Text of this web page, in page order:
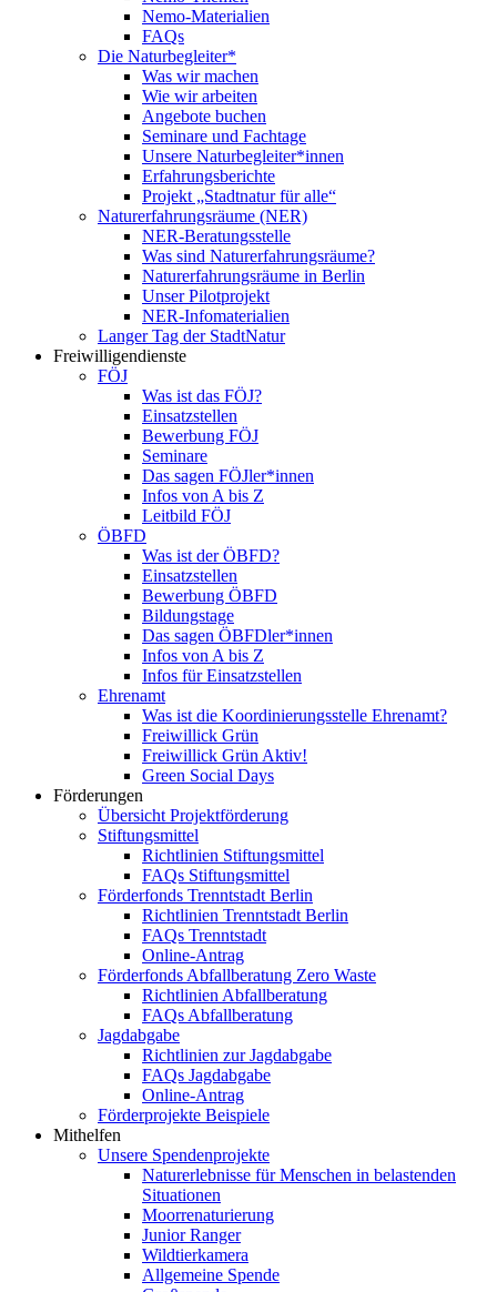
Nemo-Materialien
FAQs
Die Naturbegleiter*
Was wir machen
Wie wir arbeiten
Angebote buchen
Seminare und Fachtage
Unsere Naturbegleiter*innen
Erfahrungsberichte
Projekt „Stadtnatur für alle“
Naturerfahrungsräume (NER)
NER-Beratungsstelle
Was sind Naturerfahrungsräume?
Naturerfahrungsräume in Berlin
Unser Pilotprojekt
NER-Infomaterialien
Langer Tag der StadtNatur
Freiwilligendienste
FÖJ
Was ist das FÖJ?
Einsatzstellen
Bewerbung FÖJ
Seminare
Das sagen FÖJler*innen
Infos von A bis Z
Leitbild FÖJ
ÖBFD
Was ist der ÖBFD?
Einsatzstellen
Bewerbung ÖBFD
Bildungstage
Das sagen ÖBFDler*innen
Infos von A bis Z
Infos für Einsatzstellen
Ehrenamt
Was ist die Koordinierungsstelle Ehrenamt?
Freiwillick Grün
Freiwillick Grün Aktiv!
Green Social Days
Förderungen
Übersicht Projektförderung
Stiftungsmittel
Richtlinien Stiftungsmittel
FAQs Stiftungsmittel
Förderfonds Trenntstadt Berlin
Richtlinien Trenntstadt Berlin
FAQs Trenntstadt
Online-Antrag
Förderfonds Abfallberatung Zero Waste
Richtlinien Abfallberatung
FAQs Abfallberatung
Jagdabgabe
Richtlinien zur Jagdabgabe
FAQs Jagdabgabe
Online-Antrag
Förderprojekte Beispiele
Mithelfen
Unsere Spendenprojekte
Naturerlebnisse für Menschen in belastenden
Situationen
Moorrenaturierung
Junior Ranger
Wildtierkamera
Allgemeine Spende